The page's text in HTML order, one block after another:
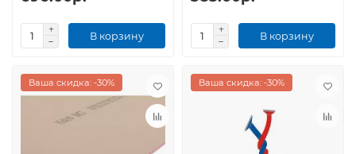
В корзину В корзину
Ваша скидка: -30% Ваша скидка: -30%